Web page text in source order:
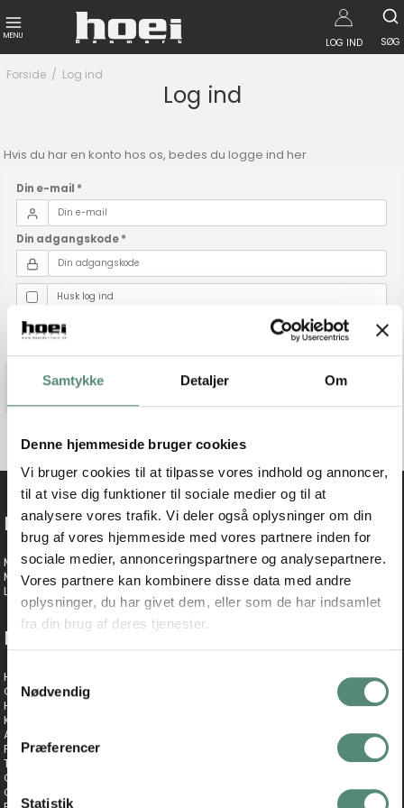
Samtykke Detaljer Om
Denne hjemmeside bruger cookies
Vi bruger cookies til at tilpasse vores indhold og annoncer,
til at vise dig funktioner til sociale medier og til at
analysere vores trafik. Vi deler også oplysninger om din
brug af vores hjemmeside med vores partnere inden for
sociale medier, annonceringspartnere og analysepartnere.
Vores partnere kan kombinere disse data med andre
oplysninger, du har givet dem, eller som de har indsamlet
fra din brug af deres tjenester.
S
a
m
t
y
k
k
Nødvendig
Præferencer
Statistik
LOG IND SØG
MENU
Forside / Log ind
Log ind
Hvis du har en konto hos os, bedes du logge ind her
Din e-mail *
Din adgangskode*
Husk log ind
Glemt din adgangskode?
Ansøg om bruger (B2B)
Log ind
DIN KONTO
Mine ordrer
Mine oplysninger
Log ind
NAVIGATION
Hjem
Om Hoei Denmark
Handelsbetingelser
Kundeservice
Ansøg om login
Fragt og forsendelse
Track & Trace
Cookies
GDPR